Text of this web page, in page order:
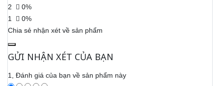
2
0%
1
0%
Chia sẻ nhận xét về sản phẩm
GỬI NHẬN XÉT CỦA BẠN
1, Đánh giá của bạn về sản phẩm này